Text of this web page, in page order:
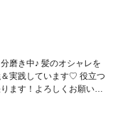
磨き中♪ 髪のオシャレを
実践しています♡ 役立つ
ます！よろしくお願いし